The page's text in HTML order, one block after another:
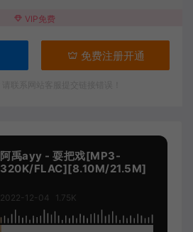
VIP免费
免费注册开通
阿禹ayy - 耍把戏[MP3-
320K/FLAC][8.10M/21.5M]
2022-12-04 1.75K